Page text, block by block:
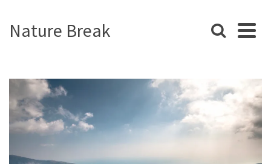
Nature Break